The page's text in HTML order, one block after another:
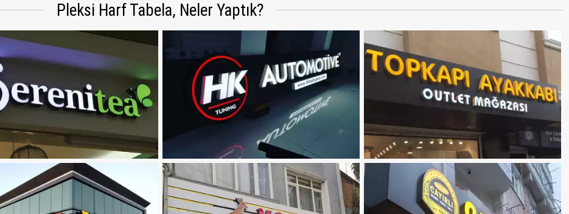
Pleksi Harf Tabela, Neler Yaptık?